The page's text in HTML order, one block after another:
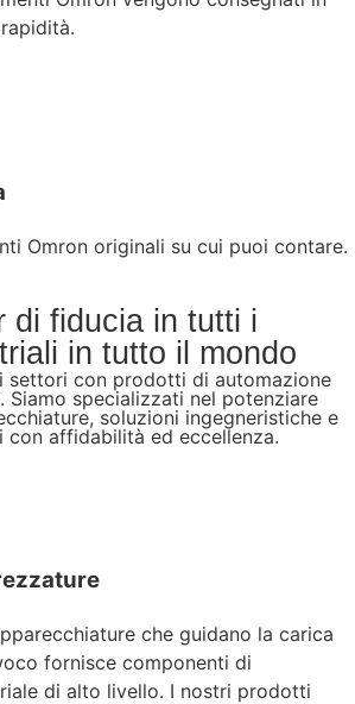
Omron originali su cui puoi contare.
di fiducia in tutti i
in tutto il mondo
settori con prodotti di automazione
Siamo specializzati nel potenziare
soluzioni ingegneristiche e
con affidabilità ed eccellenza.
che guidano la carica
fornisce componenti di
di alto livello. I nostri prodotti